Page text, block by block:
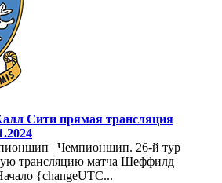
Сити прямая трансляция
| Чемпионшип. 26-й тур
трансляцию матча Шеффилд
{changeUTC...